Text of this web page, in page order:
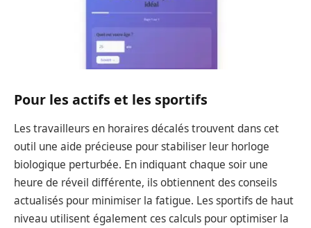
Pour les actifs et les sportifs
Les travailleurs en horaires décalés trouvent dans cet
outil une aide précieuse pour stabiliser leur horloge
biologique perturbée. En indiquant chaque soir une
heure de réveil différente, ils obtiennent des conseils
actualisés pour minimiser la fatigue. Les sportifs de haut
niveau utilisent également ces calculs pour optimiser la